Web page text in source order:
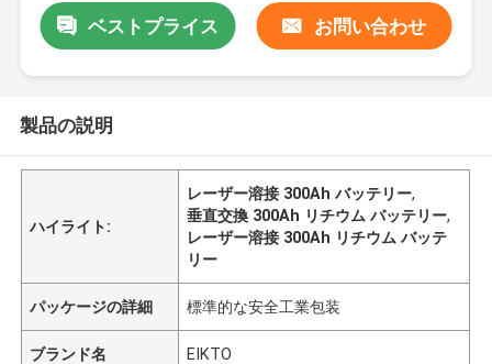
ベストプライス お問い合わせ
製品の説明
ハイライト:
レーザー溶接 300Ah バッテリー,
垂直交換 300Ah リチウム バッテリー,
レーザー溶接 300Ah リチウム バッテ
リー
パッケージの詳細 標準的な安全工業包装
ブランド名 EIKTO